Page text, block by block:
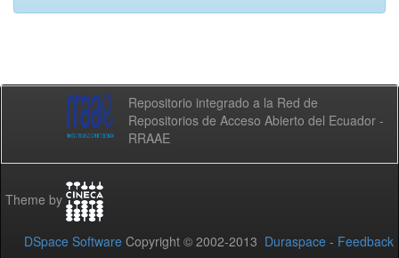
Repositorio integrado a la Red de
Repositorios de Acceso Abierto del Ecuador -
RRAAE
Theme by
DSpace Software Copyright © 2002-2013 Duraspace - Feedback